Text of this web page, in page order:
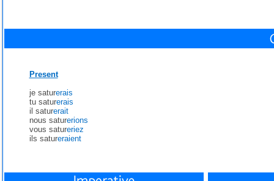
Present
je saturerais
tu saturerais
il saturerait
nous saturerions
vous satureriez
ils satureraient